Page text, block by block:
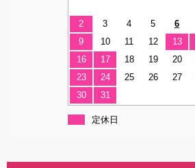
2
3 4 5 6
9
10 11 12 13
16
17 18 19 20
23
24 25 26 27
30
31
定休日